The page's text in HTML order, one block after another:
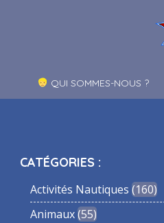
QUI SOMMES-NOUS ?
CATÉGORIES :
Activités Nautiques 160
Animaux 55